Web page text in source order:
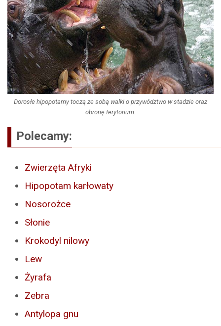
Dorosłe hipopotamy toczą ze sobą walki o przywództwo w stadzie oraz
obronę terytorium.
Polecamy:
Zwierzęta Afryki
Hipopotam karłowaty
Nosorożce
Słonie
Krokodyl nilowy
Lew
Żyrafa
Zebra
Antylopa gnu